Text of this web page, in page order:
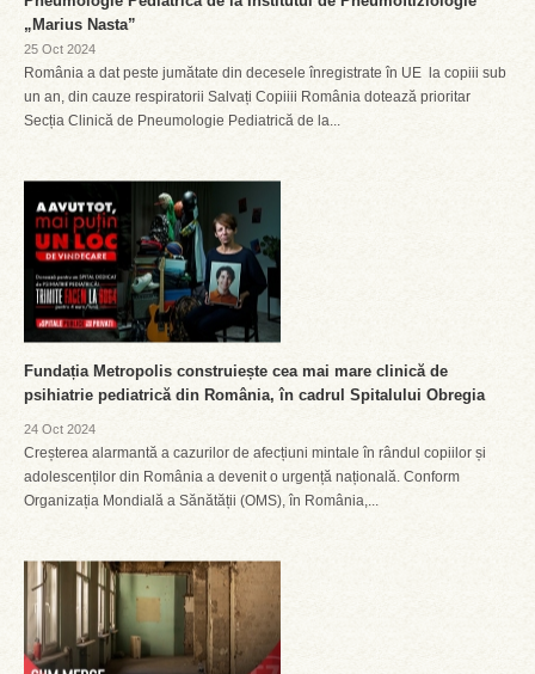
„Marius Nasta”
25 Oct 2024
România a dat peste jumătate din decesele înregistrate în UE la copiii sub
un an, din cauze respiratorii Salvați Copiiii România dotează prioritar
Secția Clinică de Pneumologie Pediatrică de la...
Fundația Metropolis construiește cea mai mare clinică de
psihiatrie pediatrică din România, în cadrul Spitalului Obregia
24 Oct 2024
Creșterea alarmantă a cazurilor de afecțiuni mintale în rândul copiilor și
adolescenților din România a devenit o urgență națională. Conform
Organizația Mondială a Sănătății (OMS), în România,...